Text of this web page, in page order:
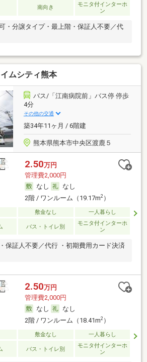
南向き
モニタ付インターホ
ン
・分譲タイプ・最上階・保証人不要／代
ムシティ熊本
バス/「江南病院前」バス停 停歩
4分
その他の交通
築34年11ヶ月 / 6階建
熊本県熊本市中央区渡鹿５
2.50万円
管理費2,000円
なし
なし
2階 / ワンルーム（19.17m2）
敷金なし 一人暮らし
バス・トイレ別
モニタ付インターホ
ン
保証人不要／代行 ・初期費用カード決済
2.50万円
管理費2,000円
なし
なし
2階 / ワンルーム（18.41m2）
敷金なし 一人暮らし
バス・トイレ別
モニタ付インターホ
ン